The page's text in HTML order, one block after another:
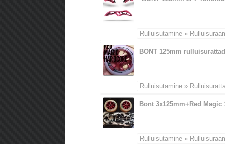
Rulluisutamine »
Rulluisutamine »
BONT 125mm rulluisurattad
Rulluisutamine »
Bont 3x125mm+Red Magic